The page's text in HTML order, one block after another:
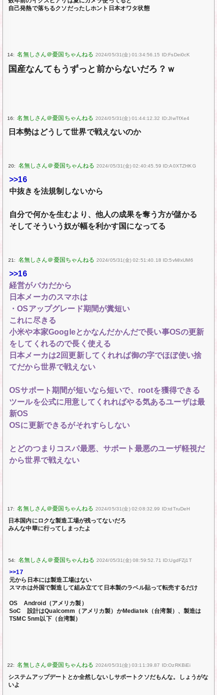
自己発熱で落ちるクソだったしホント日本オワタ状態
14: 2024/05/31(金) 01:34:56.15 ID:FsDei0cK
国産なんてもうずっと前からないだろ？ｗ
16: 2024/05/31(金) 01:44:12.32 ID:JIwTfXe4
日本勢はどうして世界で戦えないのか
20: 2024/05/31(金) 02:40:45.59 ID:A0XTZHKG
>>16
中抜きを法規制しないから
自分で何かを生むより、他人の成果を奪う方が儲かる
そしてそういう奴が幅を利かす国になってる
21: 2024/05/31(金) 02:51:40.18 ID:5vM/xUM6
>>16
経営がバカだから
日本メーカのスマホは
・OSアップグレード期間が糞短い
これに尽きる
小米や本家Googleとかなんだかんだで長い事OSの更新
をしてくれるので長く使える
日本メーカは2回更新してくれれば御の字でほぼ使い捨
てだから世界で戦えない
OSサポート期間が短いなら短いで、rootを獲得できる
ツールを公式に用意してくれればやる気あるユーザは最
新OS
OSに更新できるがそれすらしない
とどのつまりコスパ最悪、サポート最悪のユーザ軽視だ
から世界で戦えない
17: 2024/05/31(金) 02:08:32.99 ID:tdTruDeH
日本国内にロクな製造工場が残ってないだろ
みんな中華に行ってしまったよ
54: 2024/05/31(金) 08:59:52.71 ID:UgdFZj1T
>>17
元から日本には製造工場はない
スマホは外国で製造して組み立てて日本製のラベル貼って転売するだけ
OS Android（アメリカ製）
SoC 設計はQualcomm（アメリカ製）かMediatek（台湾製）、製造は
TSMC 5nm以下（台湾製）
22: 2024/05/31(金) 03:11:39.87 ID:OzRKBiEi
システムアップデートとか全然しないしサポートクソだもんな。しょうがな
いよ